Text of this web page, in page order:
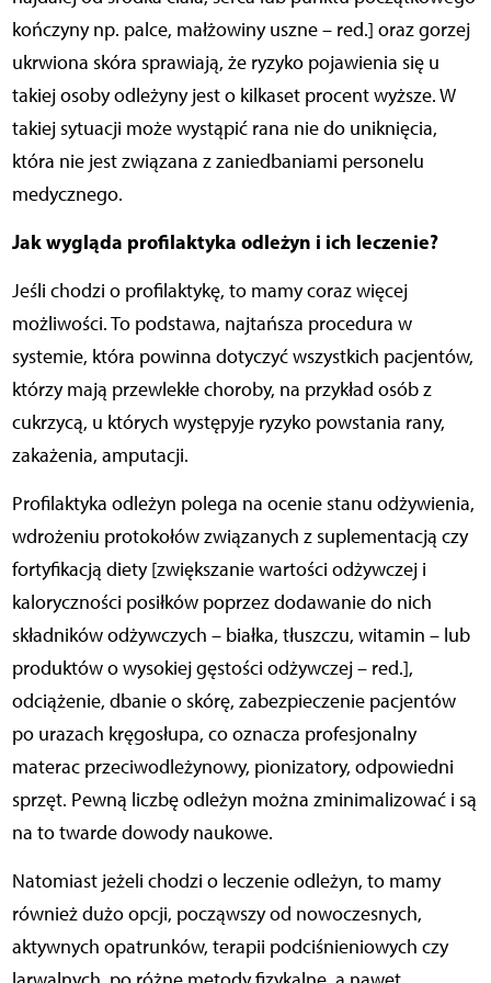
kończyny np. palce, małżowiny uszne – red.] oraz gorzej
ukrwiona skóra sprawiają, że ryzyko pojawienia się u
takiej osoby odleżyny jest o kilkaset procent wyższe. W
takiej sytuacji może wystąpić rana nie do uniknięcia,
która nie jest związana z zaniedbaniami personelu
medycznego.
Jak wygląda profilaktyka odleżyn i ich leczenie?
Jeśli chodzi o profilaktykę, to mamy coraz więcej
możliwości. To podstawa, najtańsza procedura w
systemie, która powinna dotyczyć wszystkich pacjentów,
którzy mają przewlekłe choroby, na przykład osób z
cukrzycą, u których występyje ryzyko powstania rany,
zakażenia, amputacji.
Profilaktyka odleżyn polega na ocenie stanu odżywienia,
wdrożeniu protokołów związanych z suplementacją czy
fortyfikacją diety [zwiększanie wartości odżywczej i
kaloryczności posiłków poprzez dodawanie do nich
składników odżywczych – białka, tłuszczu, witamin – lub
produktów o wysokiej gęstości odżywczej – red.],
odciążenie, dbanie o skórę, zabezpieczenie pacjentów
po urazach kręgosłupa, co oznacza profesjonalny
materac przeciwodleżynowy, pionizatory, odpowiedni
sprzęt. Pewną liczbę odleżyn można zminimalizować i są
na to twarde dowody naukowe.
Natomiast jeżeli chodzi o leczenie odleżyn, to mamy
również dużo opcji, począwszy od nowoczesnych,
aktywnych opatrunków, terapii podciśnieniowych czy